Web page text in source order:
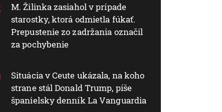
M. Žilinka zasiahol v prípade
starostky, ktorá odmietla fúkať.
Prepustenie zo zadržania označil
za pochybenie
Situácia v Ceute ukázala, na koho
strane stál Donald Trump, píše
španielsky denník La Vanguardia